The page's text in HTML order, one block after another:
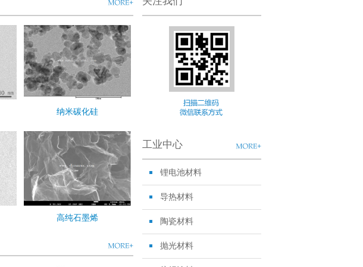
纳米碳化硅
高纯石墨烯
工业中心
锂电池材料
导热材料
陶瓷材料
抛光材料